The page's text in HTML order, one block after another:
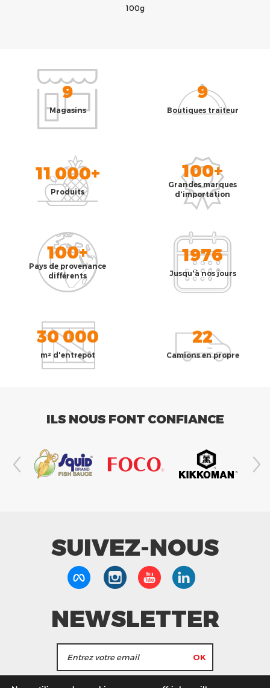
100g
9
Magasins
9
Boutiques traiteur
11 000+
Produits
100+
Grandes marques
d'importation
100+
Pays de provenance
différents
1976
Jusqu'à nos jours
30 000
m² d'entrepôt
22
Camions en propre
ILS NOUS FONT CONFIANCE
SUIVEZ-NOUS
NEWSLETTER
J'accepte de recevoir les actualités et les